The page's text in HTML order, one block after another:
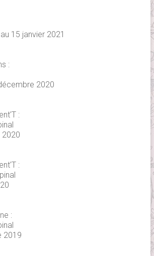
15 janvier 2021
:
2020
:
:
:
2019